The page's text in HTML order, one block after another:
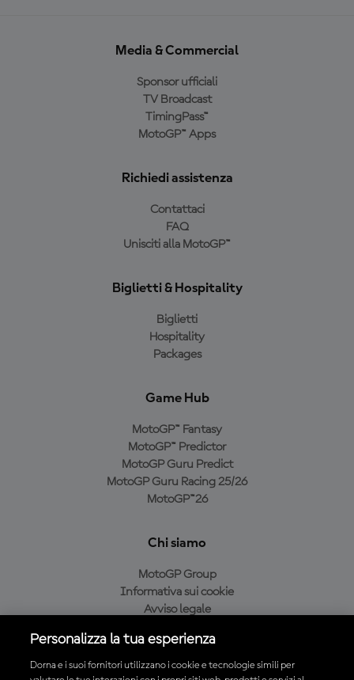
Media & Commercial
Sponsor ufficiali
TV Broadcast
TimingPass™
MotoGP™ Apps
Richiedi assistenza
Contattaci
FAQ
Unisciti alla MotoGP™
Biglietti & Hospitality
Biglietti
Hospitality
Packages
Game Hub
MotoGP™ Fantasy
MotoGP™ Predictor
MotoGP Guru Predict
MotoGP Guru Racing 25/26
MotoGP™26
Chi siamo
MotoGP Group
Informativa sui cookie
Avviso legale
Condizioni di acquisto
Personalizza la tua esperienza
Dorna e i suoi fornitori utilizzano i cookie e tecnologie simili per